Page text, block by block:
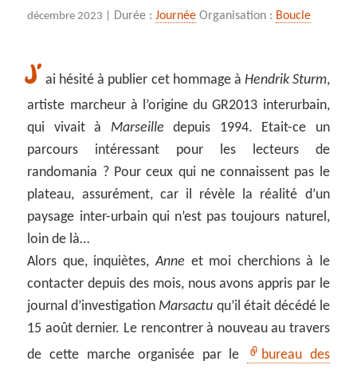
décembre 2023 |
Durée :Journée Organisation : Boucle
J’ ai hésité à publier cet hommage à Hendrik Sturm,
artiste marcheur à l’origine du GR2013 interurbain,
qui vivait à Marseille depuis 1994. Etait-ce un
parcours intéressant pour les lecteurs de
randomania ? Pour ceux qui ne connaissent pas le
plateau, assurément, car il révèle la réalité d’un
paysage inter-urbain qui n’est pas toujours naturel,
loin de là…
Alors que, inquiètes,Anne et moi cherchions à le
contacter depuis des mois, nous avons appris par le
journal d’investigation Marsactu qu’il était décédé le
15 août dernier. Le rencontrer à nouveau au travers
de cette marche organisée par le
bureau des